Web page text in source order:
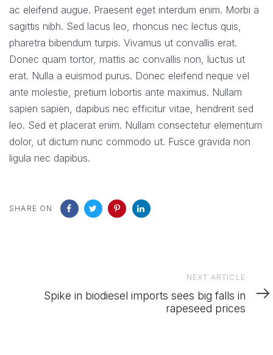
ac eleifend augue. Praesent eget interdum enim. Morbi a
sagittis nibh. Sed lacus leo, rhoncus nec lectus quis,
pharetra bibendum turpis. Vivamus ut convallis erat.
Donec quam tortor, mattis ac convallis non, luctus ut
erat. Nulla a euismod purus. Donec eleifend neque vel
ante molestie, pretium lobortis ante maximus. Nullam
sapien sapien, dapibus nec efficitur vitae, hendrerit sed
leo. Sed et placerat enim. Nullam consectetur elementum
dolor, ut dictum nunc commodo ut. Fusce gravida non
ligula nec dapibus.
SHARE ON
NEXT ARTICLE
Spike in biodiesel imports sees big falls in
rapeseed prices